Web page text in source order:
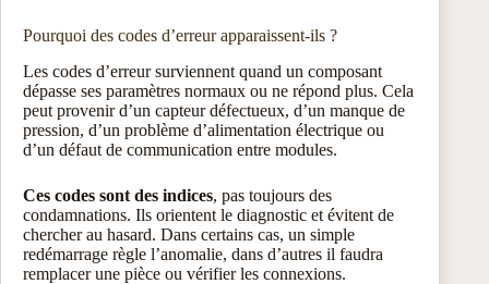
Pourquoi des codes d’erreur apparaissent-ils ?
Les codes d’erreur surviennent quand un composant
dépasse ses paramètres normaux ou ne répond plus. Cela
peut provenir d’un capteur défectueux, d’un manque de
pression, d’un problème d’alimentation électrique ou
d’un défaut de communication entre modules.
Ces codes sont des indices, pas toujours des
condamnations. Ils orientent le diagnostic et évitent de
chercher au hasard. Dans certains cas, un simple
redémarrage règle l’anomalie, dans d’autres il faudra
remplacer une pièce ou vérifier les connexions.